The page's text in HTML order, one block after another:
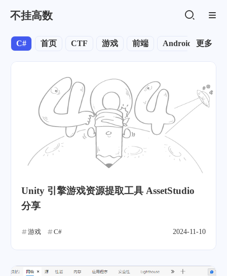
不挂高数
首页 CTF 游戏 前端 Android 默认
C# 更多
Unity 引擎游戏资源提取工具 AssetStudio
分享
游戏 C# 2024-11-10